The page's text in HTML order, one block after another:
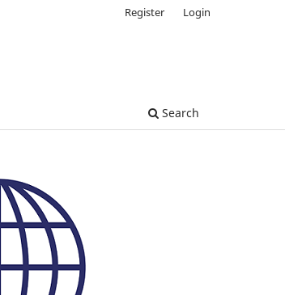
Search
Register Login